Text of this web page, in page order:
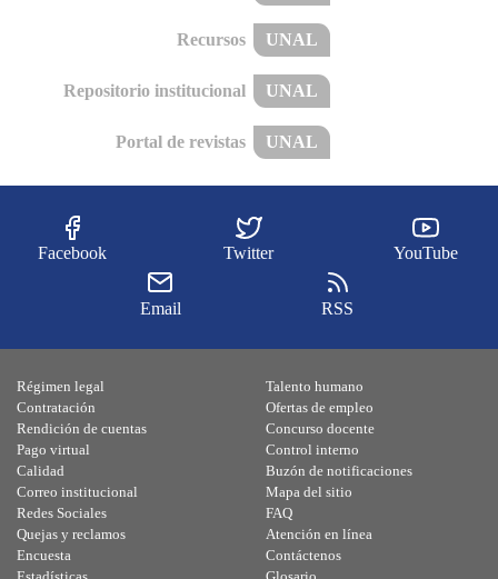
Recursos UNAL
Repositorio institucional UNAL
Portal de revistas UNAL
Facebook Twitter YouTube
Email RSS
Régimen legal
Contratación
Rendición de cuentas
Pago virtual
Calidad
Talento humano
Ofertas de empleo
Concurso docente
Control interno
Buzón de notificaciones
Correo institucional
Redes Sociales
Quejas y reclamos
Encuesta
Mapa del sitio
FAQ
Atención en línea
Contáctenos